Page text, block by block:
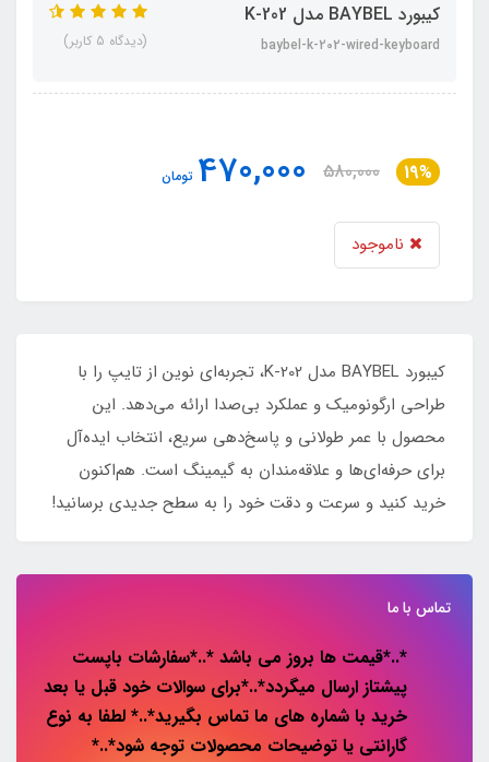
کیبورد BAYBEL مدل K-202
baybel-k-202-wired-keyboard (دیدگاه 5 کاربر)
19%
580,000
470,000 تومان
ناموجود
کیبورد BAYBEL مدل K-202، تجربه‌ای نوین از تایپ را با
طراحی ارگونومیک و عملکرد بی‌صدا ارائه می‌دهد. این
محصول با عمر طولانی و پاسخ‌دهی سریع، انتخاب ایده‌آل
برای حرفه‌ای‌ها و علاقه‌مندان به گیمینگ است. هم‌اکنون
خرید کنید و سرعت و دقت خود را به سطح جدیدی برسانید!
تماس با ما
*..*قیمت ها بروز می باشد *..*سفارشات باپست
پیشتاز ارسال میگردد*..*برای سوالات خود قبل یا بعد
خرید با شماره های ما تماس بگیرید*..* لطفا به نوع
گارانتی یا توضیحات محصولات توجه شود*..*